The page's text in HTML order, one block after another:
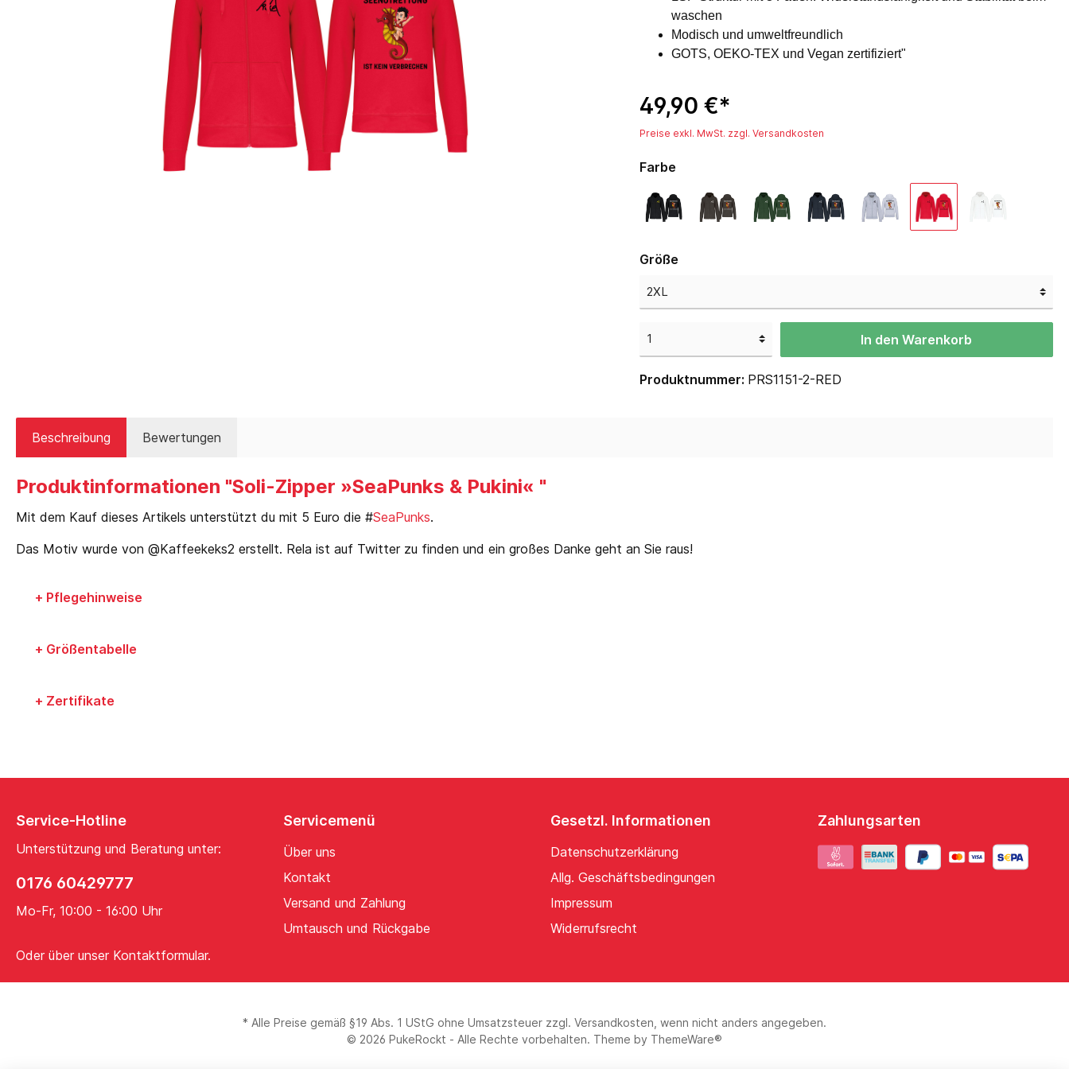
waschen
Modisch und umweltfreundlich
GOTS, OEKO-TEX und Vegan zertifiziert"
49,90 €*
Preise exkl. MwSt. zzgl. Versandkosten
Farbe
Größe
In den Warenkorb
Produktnummer: PRS1151-2-RED
Beschreibung Bewertungen
Produktinformationen "Soli-Zipper »SeaPunks & Pukini« "
Mit dem Kauf dieses Artikels unterstützt du mit 5 Euro die #SeaPunks.
Das Motiv wurde von @Kaffeekeks2 erstellt. Rela ist auf Twitter zu finden und ein großes Danke geht an Sie raus!
+ Pflegehinweise
+ Größentabelle
+ Zertifikate
Service-Hotline
Unterstützung und Beratung unter:
0176 60429777
Mo-Fr, 10:00 - 16:00 Uhr
Oder über unser Kontaktformular.
Servicemenü
Über uns
Kontakt
Versand und Zahlung
Umtausch und Rückgabe
Gesetzl. Informationen
Datenschutzerklärung
Allg. Geschäftsbedingungen
Impressum
Widerrufsrecht
Zahlungsarten
* Alle Preise gemäß §19 Abs. 1 UStG ohne Umsatzsteuer zzgl. Versandkosten , wenn nicht anders angegeben.
© 2026 PukeRockt - Alle Rechte vorbehalten. Theme by ThemeWare®